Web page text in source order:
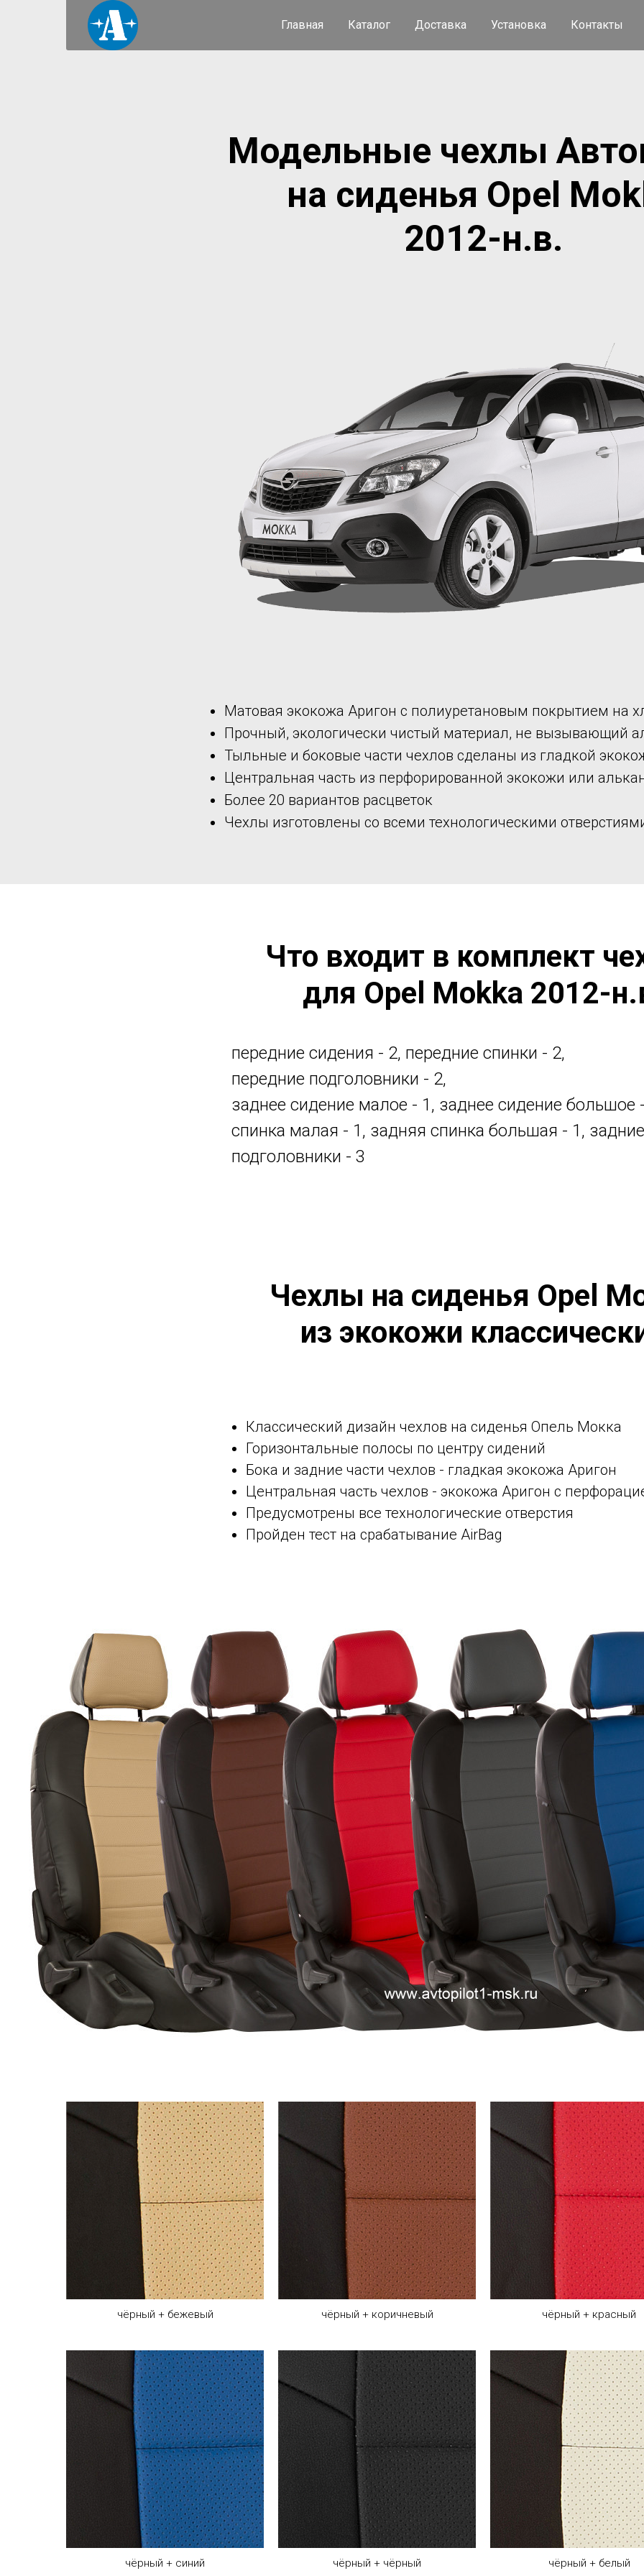
Главная Каталог Доставка Установка Контакты
Модельные чехлы
на сиденья Opel
2012-н.в.
Матовая экокожа Аригон с полиуретановым покрытием на
Прочный, экологически чистый материал, не вызывающий
Тыльные и боковые части чехлов сделаны из гладкой
Центральная часть из перфорированной экокожи или
Более 20 вариантов расцветок
Чехлы изготовлены со всеми технологическими
Что входит в комплект
для Opel Mokka 2012-
передние сидения - 2, передние спинки - 2,
передние подголовники - 2,
заднее сидение малое - 1, заднее сидение большое
спинка малая - 1, задняя спинка большая - 1, задние
подголовники - 3
Чехлы на сиденья Opel
из экокожи
Классический дизайн чехлов на сиденья Опель Мокка
Горизонтальные полосы по центру сидений
Бока и задние части чехлов - гладкая экокожа Аригон
Центральная часть чехлов - экокожа Аригон с
Предусмотрены все технологические отверстия
Пройден тест на срабатывание AirBag
чёрный + бежевый чёрный + коричневый чёрный + красный
чёрный + синий чёрный + чёрный чёрный + белый